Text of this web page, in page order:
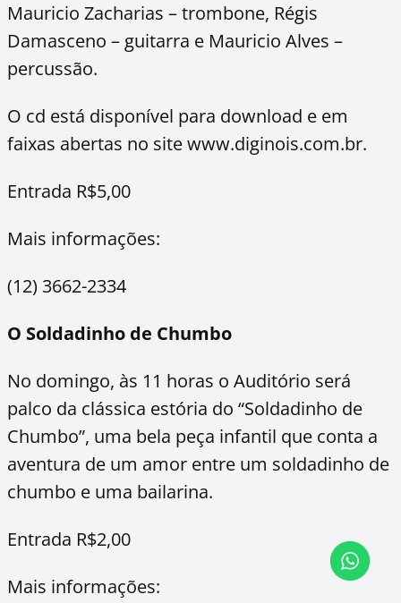
Mauricio Zacharias – trombone, Régis
Damasceno – guitarra e Mauricio Alves –
percussão.
O cd está disponível para download e em
faixas abertas no site www.diginois.com.br.
Entrada R$5,00
Mais informações:
(12) 3662-2334
O Soldadinho de Chumbo
No domingo, às 11 horas o Auditório será
palco da clássica estória do “Soldadinho de
Chumbo”, uma bela peça infantil que conta a
aventura de um amor entre um soldadinho de
chumbo e uma bailarina.
Entrada R$2,00
Mais informações: